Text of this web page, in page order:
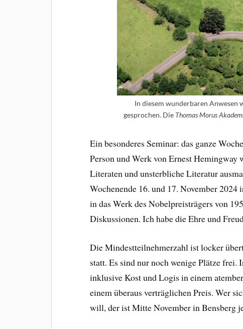
In diesem wunderbaren Anwesen
gesprochen. Die Thomas Morus
Ein besonderes Seminar: das ganze
Person und Werk von Ernest
Literaten und unsterbliche Literatur
Wochenende 16. und 17. November
in das Werk des Nobelpreisträgers von
Diskussionen. Ich habe die Ehre und
Die Mindestteilnehmerzahl ist locker
statt. Es sind nur noch wenige Plätze
inklusive Kost und Logis in einem
einem überaus verträglichen Preis. Wer
will, der ist Mitte November in Bensberg